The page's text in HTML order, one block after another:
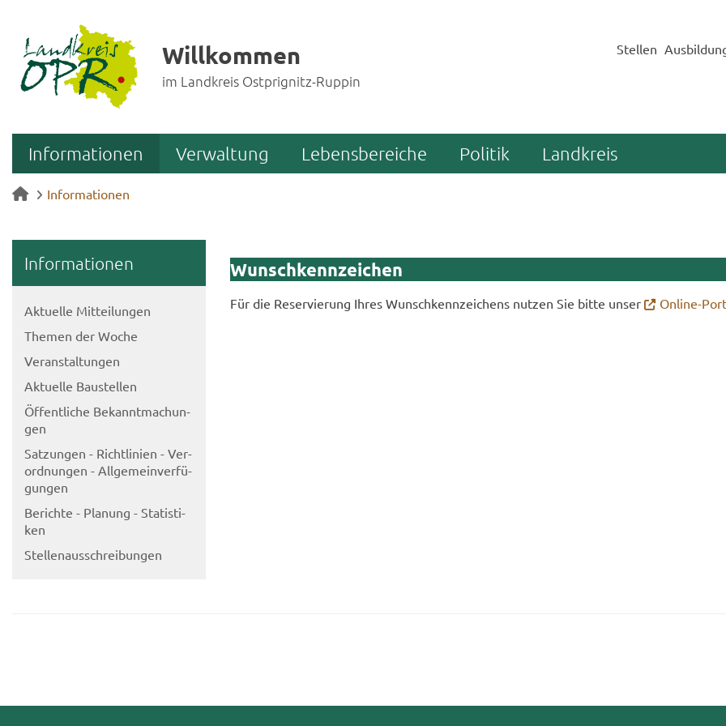
Willkommen
im Landkreis Ostprignitz-Ruppin
Stellen
Informationen Verwaltung Lebensbereiche Politik Landkreis
Informationen
In­for­ma­tio­nen
Ak­tu­el­le Mit­tei­lun­gen
The­men der Woche
Ver­an­stal­tun­gen
Ak­tu­el­le Bau­stel­len
Öf­fent­li­che Be­kannt­ma­chun­
gen
Sat­zun­gen - Richt­li­ni­en - Ver­
ord­nun­gen - All­ge­mein­ver­fü­
gun­gen
Be­rich­te - Pla­nung - Sta­tis­ti­
ken
Stel­len­aus­schrei­bun­gen
Wunsch­kenn­zei­chen
Für die Re­ser­vie­rung Ihres Wunsch­kenn­zei­chens nut­zen Sie bitte unser Online-​